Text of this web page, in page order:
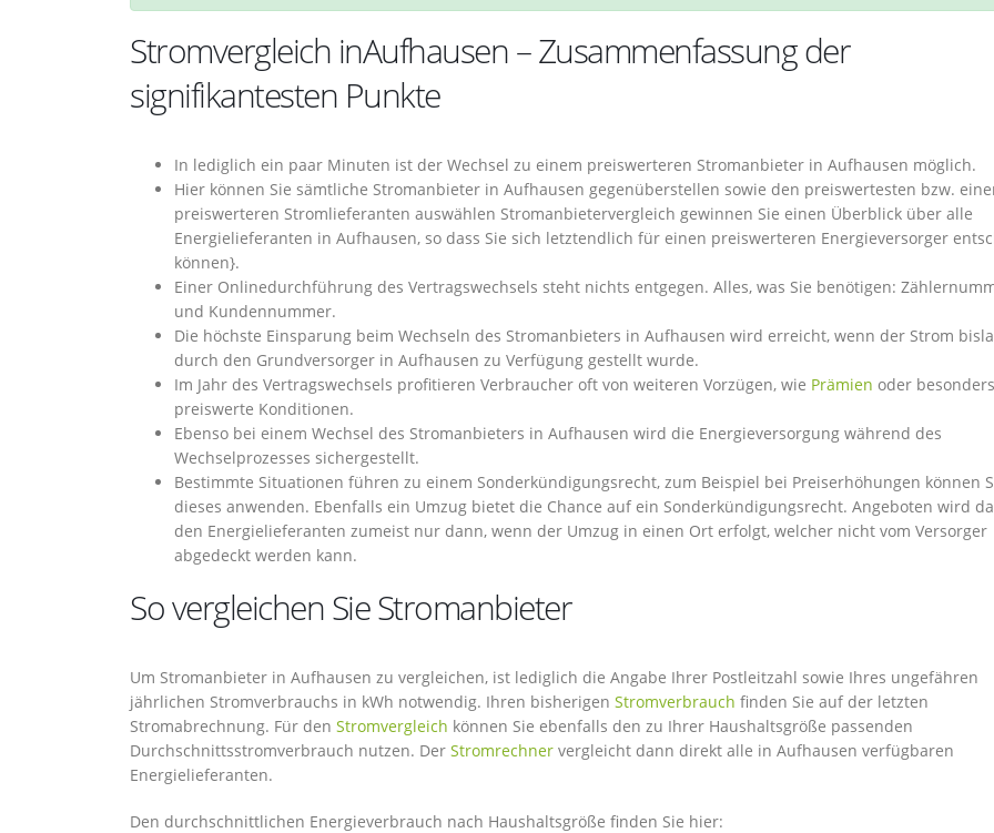
Stromvergleich inAufhausen – Zusammenfassung der
signifikantesten Punkte
In lediglich ein paar Minuten ist der Wechsel zu einem preiswerteren Stromanbieter in Aufhausen möglich.
Hier können Sie sämtliche Stromanbieter in Aufhausen gegenüberstellen sowie den preiswertesten bzw.
preiswerteren Stromlieferanten auswählen Stromanbietervergleich gewinnen Sie einen Überblick über alle
Energielieferanten in Aufhausen, so dass Sie sich letztendlich für einen preiswerteren Energieversorger
können}.
Einer Onlinedurchführung des Vertragswechsels steht nichts entgegen. Alles, was Sie benötigen:
und Kundennummer.
Die höchste Einsparung beim Wechseln des Stromanbieters in Aufhausen wird erreicht, wenn der Strom
durch den Grundversorger in Aufhausen zu Verfügung gestellt wurde.
Im Jahr des Vertragswechsels profitieren Verbraucher oft von weiteren Vorzügen, wie Prämien oder besonders
preiswerte Konditionen.
Ebenso bei einem Wechsel des Stromanbieters in Aufhausen wird die Energieversorgung während des
Wechselprozesses sichergestellt.
Bestimmte Situationen führen zu einem Sonderkündigungsrecht, zum Beispiel bei Preiserhöhungen können
dieses anwenden. Ebenfalls ein Umzug bietet die Chance auf ein Sonderkündigungsrecht. Angeboten wird
den Energielieferanten zumeist nur dann, wenn der Umzug in einen Ort erfolgt, welcher nicht vom Versorger
abgedeckt werden kann.
So vergleichen Sie Stromanbieter
Um Stromanbieter in Aufhausen zu vergleichen, ist lediglich die Angabe Ihrer Postleitzahl sowie Ihres ungefähren
jährlichen Stromverbrauchs in kWh notwendig. Ihren bisherigen Stromverbrauch finden Sie auf der letzten
Stromabrechnung. Für den Stromvergleich können Sie ebenfalls den zu Ihrer Haushaltsgröße passenden
Durchschnittsstromverbrauch nutzen. Der Stromrechner vergleicht dann direkt alle in Aufhausen verfügbaren
Energielieferanten.
Den durchschnittlichen Energieverbrauch nach Haushaltsgröße finden Sie hier: